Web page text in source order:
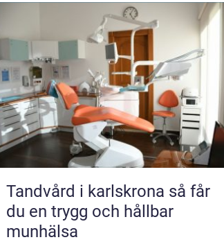
Tandvård i karlskrona så får
du en trygg och hållbar
munhälsa